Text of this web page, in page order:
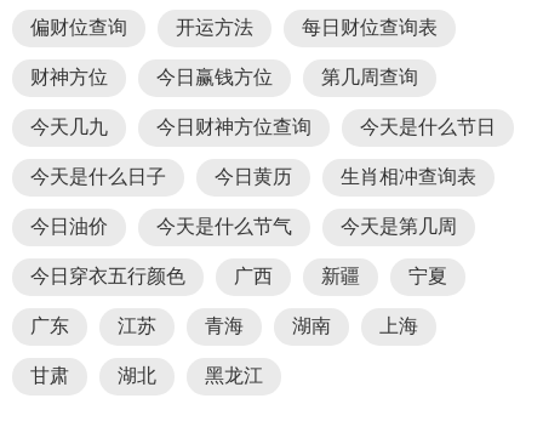
偏财位查询 开运方法 每日财位查询表
财神方位 今日赢钱方位 第几周查询
今天几九 今日财神方位查询 今天是什么节日
今天是什么日子 今日黄历 生肖相冲查询表
今日油价 今天是什么节气 今天是第几周
今日穿衣五行颜色 广西 新疆 宁夏
广东 江苏 青海 湖南 上海
甘肃 湖北 黑龙江